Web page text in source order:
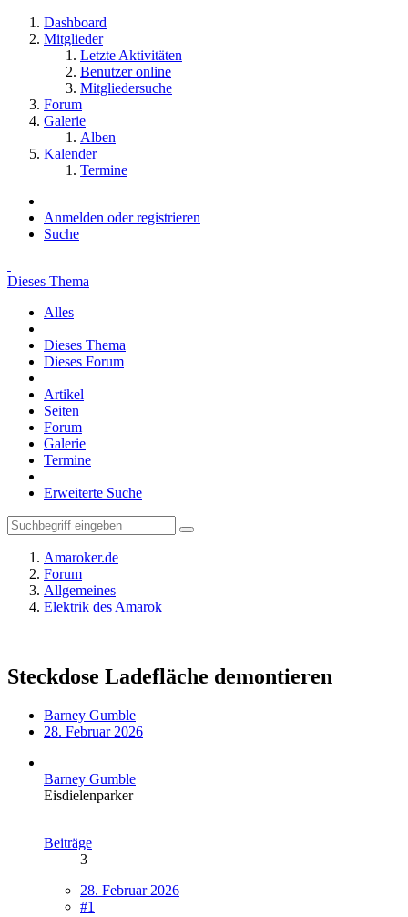
Dashboard
Mitglieder
Letzte Aktivitäten
Benutzer online
Mitgliedersuche
Forum
Galerie
Alben
Kalender
Termine
Anmelden oder registrieren
Suche
Dieses Thema
Alles
Dieses Thema
Dieses Forum
Artikel
Seiten
Forum
Galerie
Termine
Erweiterte Suche
Amaroker.de
Forum
Allgemeines
Elektrik des Amarok
Steckdose Ladefläche demontieren
Barney Gumble
28. Februar 2026
Barney Gumble
Eisdielenparker
Beiträge
3
28. Februar 2026
#1